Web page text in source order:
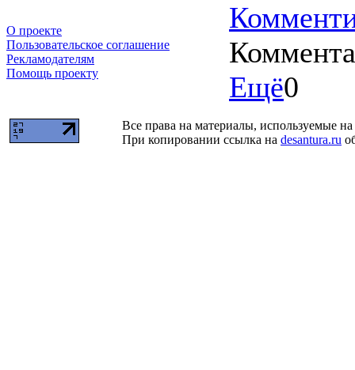
О проекте
Пользовательское соглашение
Рекламодателям
Помощь проекту
Ещё0
Все права на материалы, используемые
При копировании ссылка на desantura.ru